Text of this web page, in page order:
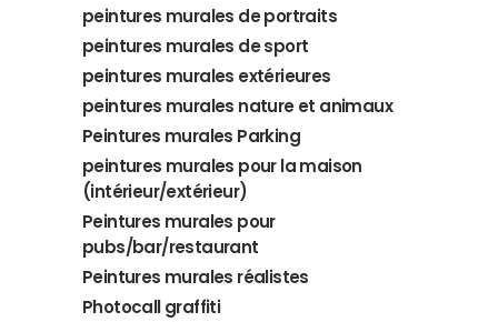
peintures murales de portraits
peintures murales de sport
peintures murales extérieures
peintures murales nature et animaux
Peintures murales Parking
peintures murales pour la maison
(intérieur/extérieur)
Peintures murales pour
pubs/bar/restaurant
Peintures murales réalistes
Photocall graffiti